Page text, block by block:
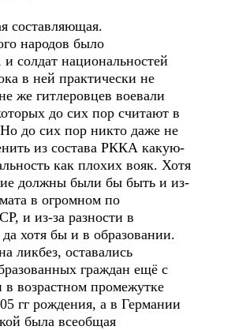
составляющая.
народов было
солдат национальностей
в ней практически не
же гитлеровцев воевали
до сих пор считают в
до сих пор никто даже не
из состава РККА какую-
как плохих вояк. Хотя
должны были бы быть и из-
в огромном по
и из-за разности в
хотя бы и в образовании.
ликбез, оставались
граждан ещё с
в возрастном промежутке
гг рождения, а в Германии
была всеобщая